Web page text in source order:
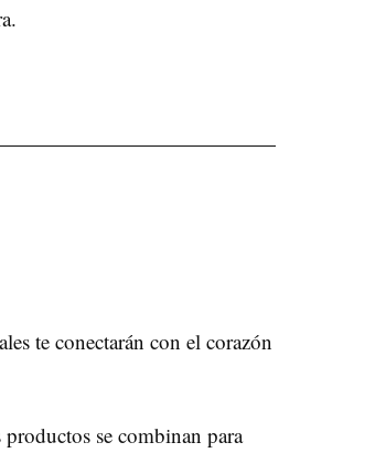
te conectarán con el corazón
se combinan para